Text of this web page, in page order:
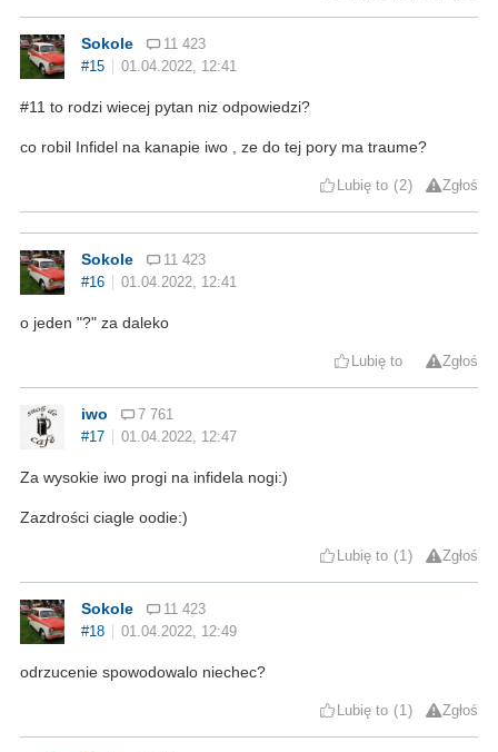
Sokole
11 423
#15
01.04.2022, 12:41
#11 to rodzi wiecej pytan niz odpowiedzi?
co robil Infidel na kanapie iwo , ze do tej pory ma traume?
Lubię to 2 Zgłoś
Sokole
11 423
#16
01.04.2022, 12:41
o jeden "?" za daleko
Lubię to Zgłoś
iwo
7 761
#17
01.04.2022, 12:47
Za wysokie iwo progi na infidela nogi:)
Zazdrości ciagle oodie:)
Lubię to 1 Zgłoś
Sokole
11 423
#18
01.04.2022, 12:49
odrzucenie spowodowalo niechec?
Lubię to 1 Zgłoś